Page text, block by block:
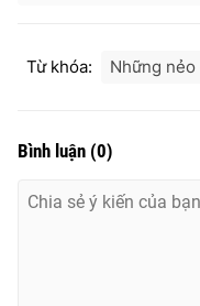
Từ khóa: Những
Bình luận (0)